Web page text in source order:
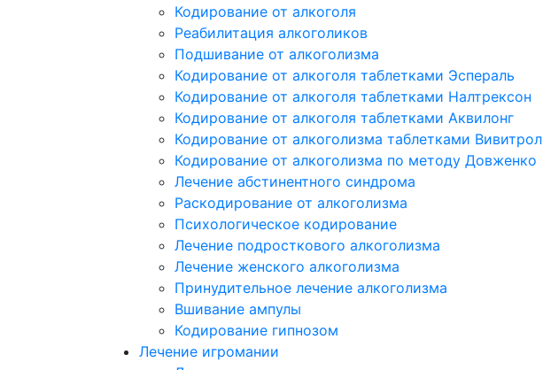
Кодирование от алкоголя
Реабилитация алкоголиков
Подшивание от алкоголизма
Кодирование от алкоголя таблетками Эспераль
Кодирование от алкоголя таблетками Налтрексон
Кодирование от алкоголя таблетками Аквилонг
Кодирование от алкоголизма таблетками Вивитрол
Кодирование от алкоголизма по методу Довженко
Лечение абстинентного синдрома
Раскодирование от алкоголизма
Психологическое кодирование
Лечение подросткового алкоголизма
Лечение женского алкоголизма
Принудительное лечение алкоголизма
Вшивание ампулы
Кодирование гипнозом
Лечение игромании